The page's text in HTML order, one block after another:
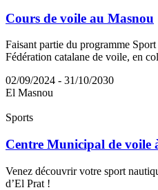
Cours de voile au Masnou
Faisant partie du programme
Fédération catalane de voile, en
02/09/2024 - 31/10/2030
El Masnou
Sports
Centre Municipal de voile
Venez découvrir votre sport
d’El Prat !